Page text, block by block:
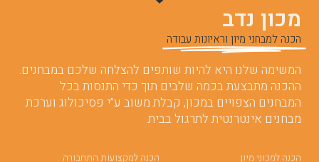
מכון נדב
הכנה למבחני מיון וראיונות עבודה
המשימה שלנו היא להיות שותפים להצלחה שלכם במבחנים.
ההכנה מתבצעת בכמה שלבים תוך כדי התנסות בכל
המבחנים הצפויים במכון, קבלת משוב ע”י פסיכולוג וערכת
מבחנים אינטרנטית לתרגול בבית.
הכנה למכוני מיון
הכנה למקצועות התחבורה